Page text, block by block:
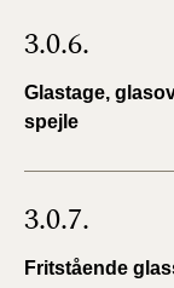
3.0.6.
Glastage,
spejle
3.0.7.
Fritstående